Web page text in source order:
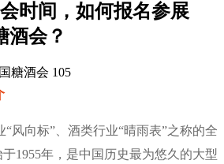
时间，如何报名参展
酒会？
糖酒会 105
风向标”、酒类行业“晴雨表”之称的全
于1955年，是中国历史最为悠久的大型